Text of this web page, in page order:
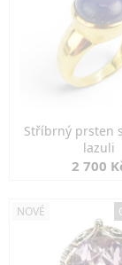
Stříbrný prsten
lazuli
2 700
NOVÉ